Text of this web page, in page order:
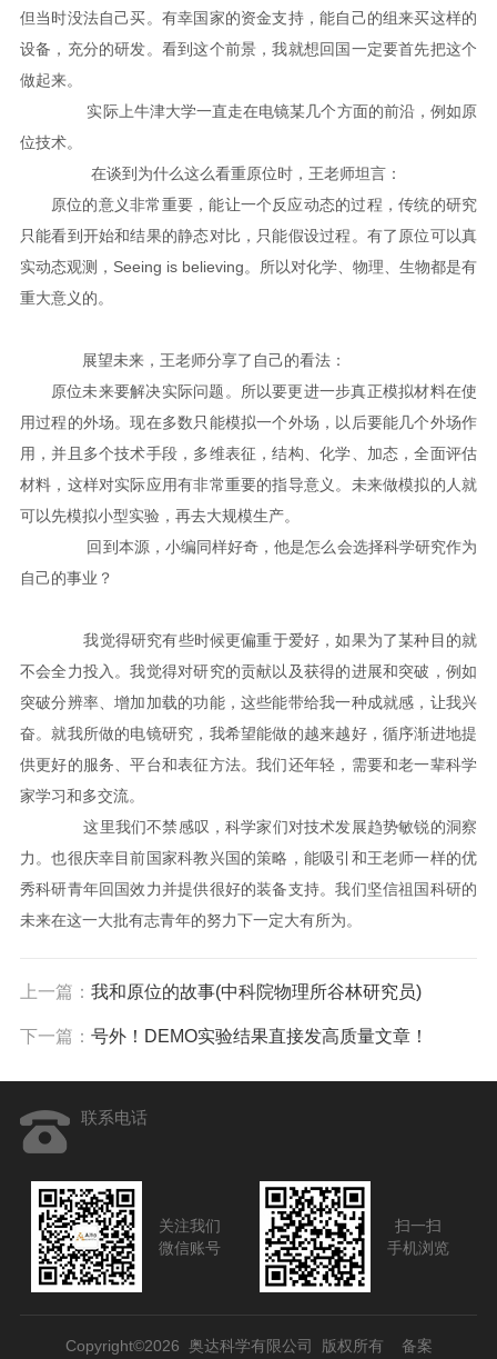
但当时没法自己买。有幸国家的资金支持，能自己的组来买这样的
设备，充分的研发。看到这个前景，我就想回国一定要首先把这个
做起来。
实际上牛津大学一直走在电镜某几个方面的前沿，例如原
位技术。
在谈到为什么这么看重原位时，王老师坦言：
原位的意义非常重要，能让一个反应动态的过程，传统的研究
只能看到开始和结果的静态对比，只能假设过程。有了原位可以真
实动态观测，Seeing is believing。所以对化学、物理、生物都是有
重大意义的。
展望未来，王老师分享了自己的看法：
原位未来要解决实际问题。所以要更进一步真正模拟材料在使
用过程的外场。现在多数只能模拟一个外场，以后要能几个外场作
用，并且多个技术手段，多维表征，结构、化学、加态，全面评估
材料，这样对实际应用有非常重要的指导意义。未来做模拟的人就
可以先模拟小型实验，再去大规模生产。
回到本源，小编同样好奇，他是怎么会选择科学研究作为
自己的事业？
我觉得研究有些时候更偏重于爱好，如果为了某种目的就
不会全力投入。我觉得对研究的贡献以及获得的进展和突破，例如
突破分辨率、增加加载的功能，这些能带给我一种成就感，让我兴
奋。就我所做的电镜研究，我希望能做的越来越好，循序渐进地提
供更好的服务、平台和表征方法。我们还年轻，需要和老一辈科学
家学习和多交流。
这里我们不禁感叹，科学家们对技术发展趋势敏锐的洞察
力。也很庆幸目前国家科教兴国的策略，能吸引和王老师一样的优
秀科研青年回国效力并提供很好的装备支持。我们坚信祖国科研的
未来在这一大批有志青年的努力下一定大有所为。
上一篇： 我和原位的故事(中科院物理所谷林研究员)
下一篇： 号外！DEMO实验结果直接发高质量文章！
联系电话
关注我们
微信账号
扫一扫
手机浏览
Copyright©2026 奥达科学有限公司 版权所有 备案